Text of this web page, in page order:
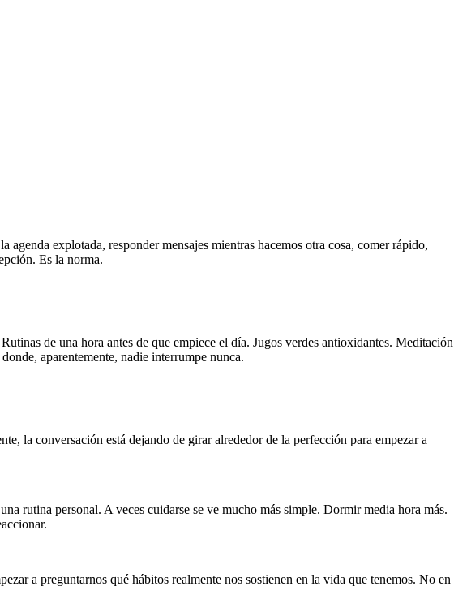
explotada, responder mensajes mientras hacemos otra cosa, comer rápido,
Es la norma.
de una hora antes de que empiece el día. Jugos verdes antioxidantes. Meditación
aparentemente, nadie interrumpe nunca.
la conversación está dejando de girar alrededor de la perfección para empezar a
rutina personal. A veces cuidarse se ve mucho más simple. Dormir media hora más.
a preguntarnos qué hábitos realmente nos sostienen en la vida que tenemos. No en